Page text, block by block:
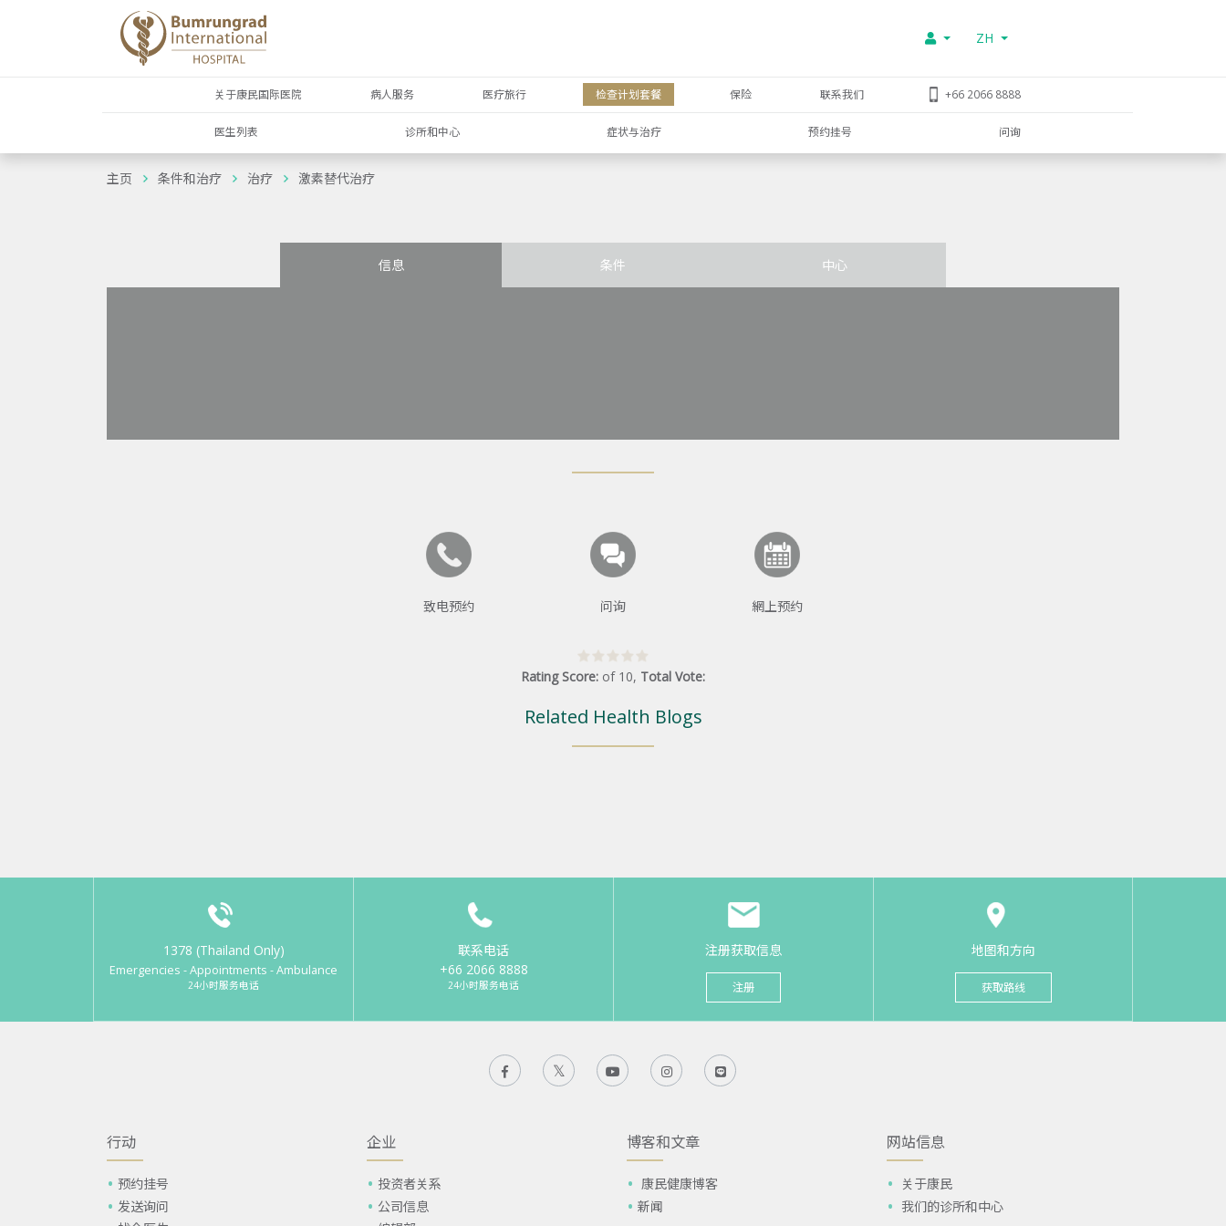
ZH
关于康民国际医院 病人服务 医疗旅行 检查计划套餐 保险 联系我们 +66 2066 8888
医生列表 诊所和中心 症状与治疗 预约挂号 问询
主页 条件和治疗 治疗 激素替代治疗
信息 条件 中心
致电预约 问询 網上预约
Rating Score: of 10, Total Vote:
Related Health Blogs
1378 (Thailand Only)
Emergencies - Appointments - Ambulance
24小时服务电话
联系电话
+66 2066 8888
24小时服务电话
注册获取信息
注册
地图和方向
获取路线
行动
预约挂号
发送询问
企业
投资者关系
公司信息
博客和文章
康民健康博客
新闻
网站信息
关于康民
我们的诊所和中心